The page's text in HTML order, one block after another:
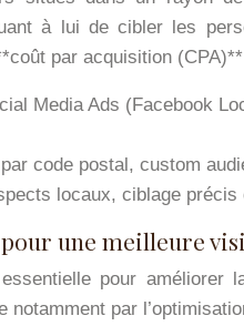
à lui de cibler les
par acquisition
Media Ads (Facebook
code postal, custom
locaux, ciblage
une meilleure
pour
par